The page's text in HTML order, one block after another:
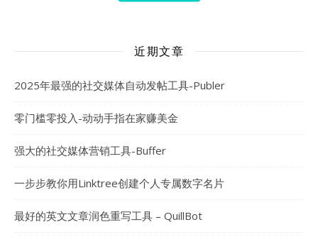
近期文章
2025年最强的社交媒体自动发帖工具-Publer
零门槛零投入-动动手指在家赚美金
强大的社交媒体营销工具-Buffer
一步步教你用Linktree创建个人专属数字名片
最好的英文文章润色重写工具 – QuillBot